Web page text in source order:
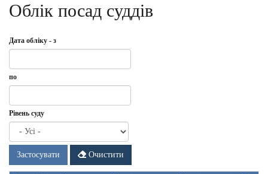
Облік посад суддів
Дата обліку - з
Дата
Дата
обліку
з
по
Дата
по
Рівень суду
Застосувати Очистити